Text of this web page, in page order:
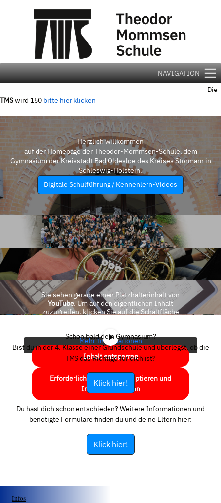
NAVIGATION
Die
TMSwird 150 bitte hier klicken
Herzlich willkommen
auf der Homepage der Theodor-Mommsen-Schule, dem
Gymnasium der Kreisstadt Bad Oldesloe des Kreises Stormarn in
Schleswig-Holstein.
Digitale Schulführung / Kennenlern-Videos
Sie sehen gerade einen Platzhalterinhalt von
YouTube. Um auf den eigentlichen Inhalt
zuzugreifen, klicken Sie auf die Schaltfläche
Mehr Informationen
Inhalt entsperren
Erforderlichen Service akzeptieren und
Inhalte entsperren
Schon bald dein Gymnasium?
Bist du in der 4. Klasse einer Grundschule und überlegst, ob die
TMS das Richtige für dich ist?
Klick hier!
Du hast dich schon entschieden? Weitere Informationen und
benötigte Formulare finden du und deine Eltern hier:
Klick hier!
Infos